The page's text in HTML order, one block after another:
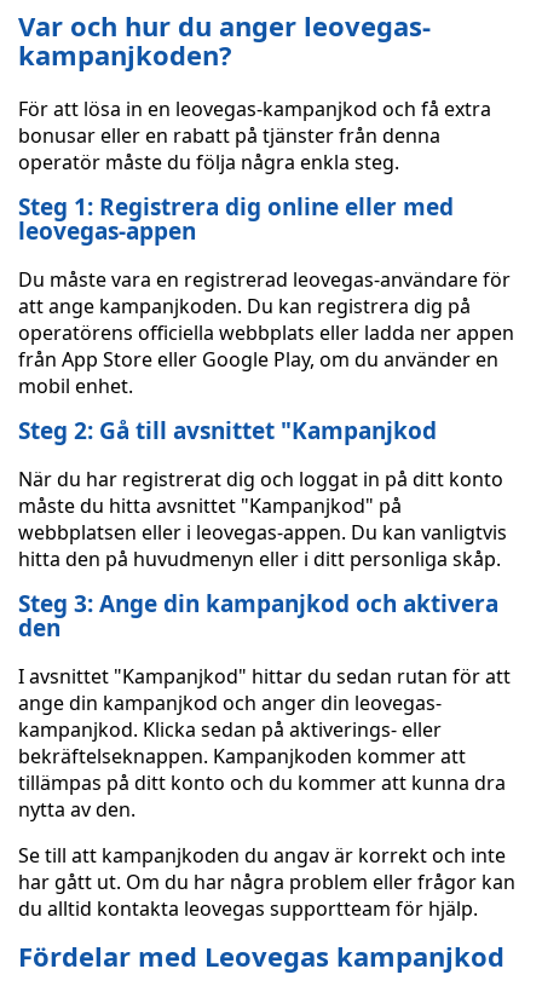
Var och hur du anger leovegas-
kampanjkoden?
För att lösa in en leovegas-kampanjkod och få extra
bonusar eller en rabatt på tjänster från denna
operatör måste du följa några enkla steg.
Steg 1: Registrera dig online eller med
leovegas-appen
Du måste vara en registrerad leovegas-användare för
att ange kampanjkoden. Du kan registrera dig på
operatörens officiella webbplats eller ladda ner appen
från App Store eller Google Play, om du använder en
mobil enhet.
Steg 2: Gå till avsnittet "Kampanjkod
När du har registrerat dig och loggat in på ditt konto
måste du hitta avsnittet "Kampanjkod" på
webbplatsen eller i leovegas-appen. Du kan vanligtvis
hitta den på huvudmenyn eller i ditt personliga skåp.
Steg 3: Ange din kampanjkod och aktivera
den
I avsnittet "Kampanjkod" hittar du sedan rutan för att
ange din kampanjkod och anger din leovegas-
kampanjkod. Klicka sedan på aktiverings- eller
bekräftelseknappen. Kampanjkoden kommer att
tillämpas på ditt konto och du kommer att kunna dra
nytta av den.
Se till att kampanjkoden du angav är korrekt och inte
har gått ut. Om du har några problem eller frågor kan
du alltid kontakta leovegas supportteam för hjälp.
Fördelar med Leovegas kampanjkod